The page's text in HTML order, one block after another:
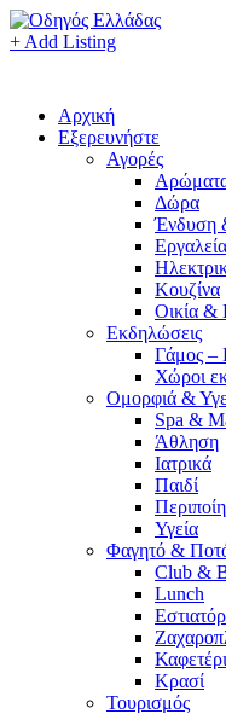
+ Add Listing
Αρχική
Εξερευνήστε
Αγορές
Δώρα
Ένδυση
Εργαλεία
Κουζίνα
Οικία &
Εκδηλώσεις
Γάμος –
Χώροι
Ομορφιά &
Spa &
Άθληση
Ιατρικά
Παιδί
Υγεία
Φαγητό &
Club &
Lunch
Κρασί
Τουρισμός